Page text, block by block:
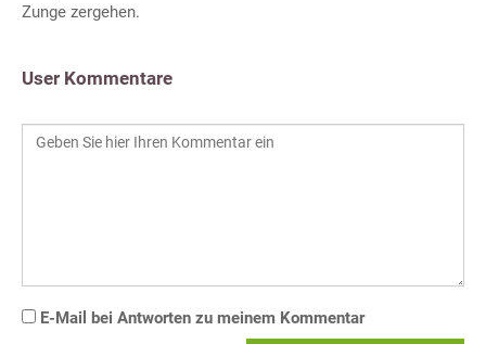
Zunge zergehen.
User Kommentare
E-Mail bei Antworten zu meinem Kommentar